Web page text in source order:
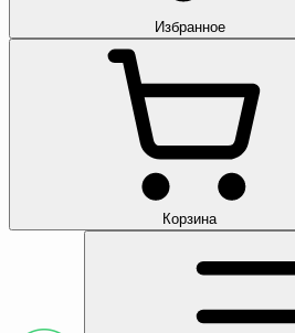
Избранное
Корзина